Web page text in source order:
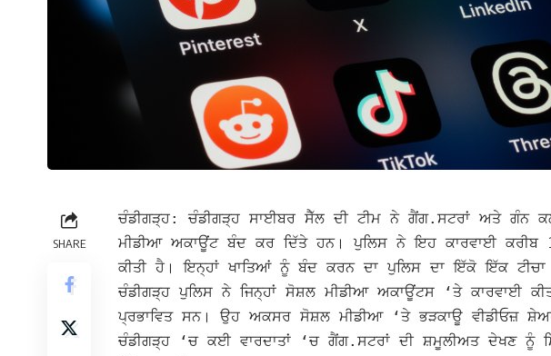
SHARE
ਚੰਡੀਗੜ੍ਹ: ਚੰਡੀਗੜ੍ਹ ਸਾਈਬਰ ਸੈੱਲ ਦੀ ਟੀਮ ਨੇ ਗੈਂਗ.ਸਟਰਾਂ ਅਤੇ ਗੰਨ
ਮੀਡੀਆ ਅਕਾਊਂਟ ਬੰਦ ਕਰ ਦਿੱਤੇ ਹਨ। ਪੁਲਿਸ ਨੇ ਇਹ ਕਾਰਵਾਈ ਕਰੀਬ
ਕੀਤੀ ਹੈ। ਇਨ੍ਹਾਂ ਖਾਤਿਆਂ ਨੂੰ ਬੰਦ ਕਰਨ ਦਾ ਪੁਲਿਸ ਦਾ ਇੱਕੋ ਇੱਕ ਟੀਚਾ
ਚੰਡੀਗੜ੍ਹ ਪੁਲਿਸ ਨੇ ਜਿਨ੍ਹਾਂ ਸੋਸ਼ਲ ਮੀਡੀਆ ਅਕਾਊਂਟਸ ‘ਤੇ ਕਾਰਵਾਈ
ਪ੍ਰਭਾਵਿਤ ਸਨ। ਉਹ ਅਕਸਰ ਸੋਸ਼ਲ ਮੀਡੀਆ ‘ਤੇ ਭੜਕਾਊ ਵੀਡੀਓਜ਼
ਚੰਡੀਗੜ੍ਹ ‘ਚ ਕਈ ਵਾਰਦਾਤਾਂ ‘ਚ ਗੈਂਗ.ਸਟਰਾਂ ਦੀ ਸ਼ਮੂਲੀਅਤ ਦੇਖਣ